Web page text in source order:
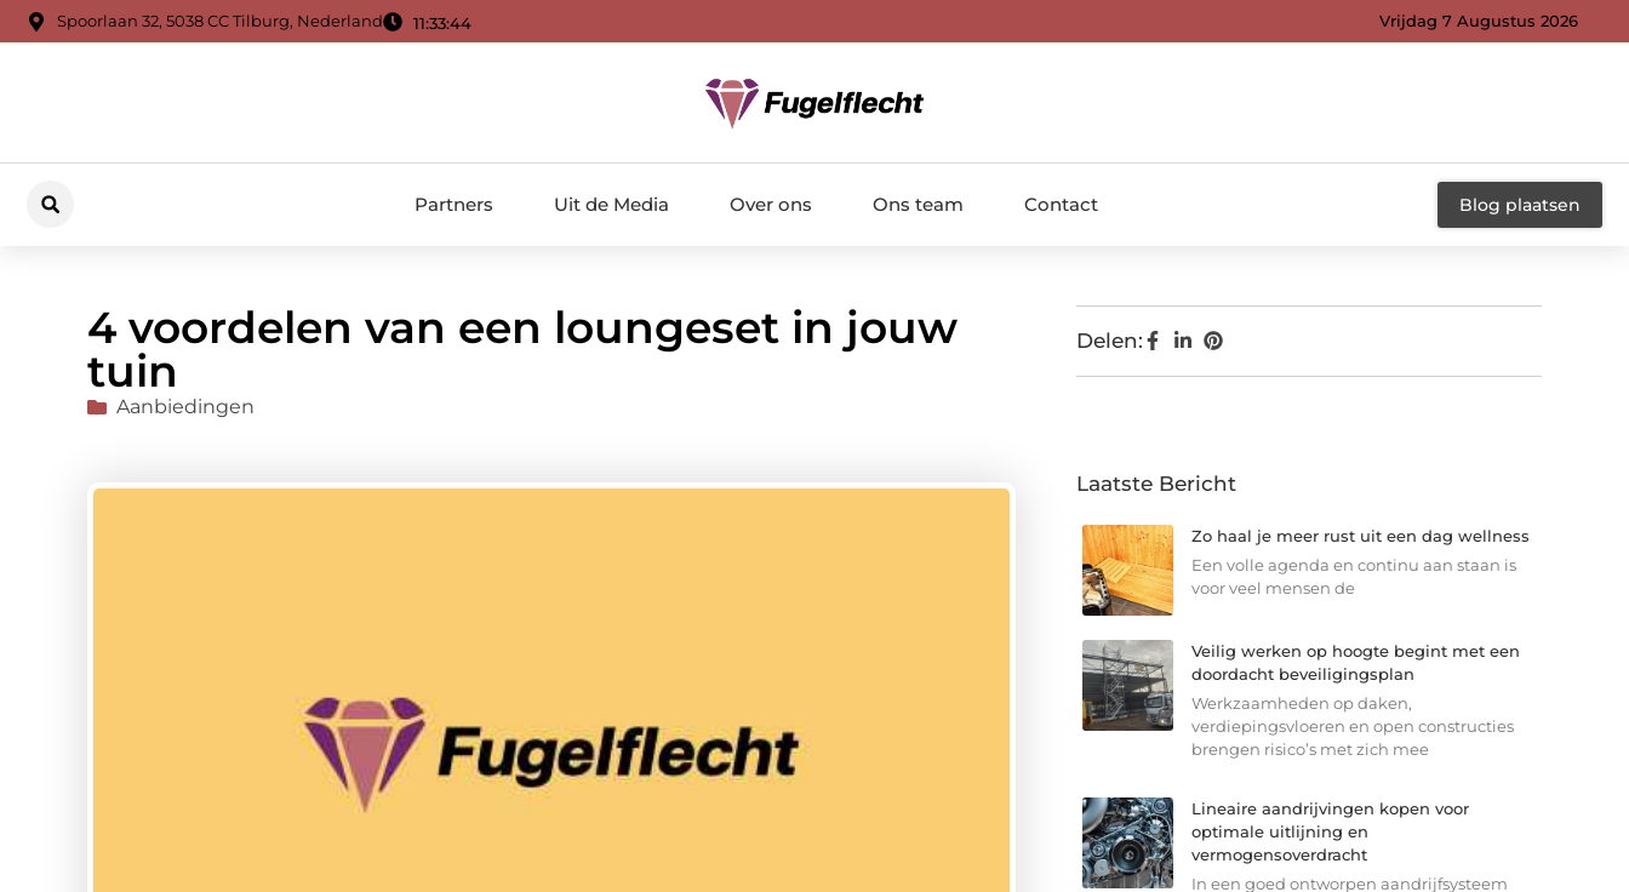
Spoorlaan 32, 5038 CC Tilburg, Nederland 11:33:45 Vrijdag 7 Augustus 2026
Partners Uit de Media Over ons Ons team Contact Blog plaatsen
4 voordelen van een loungeset in jouw
tuin
Aanbiedingen
Delen:
Laatste Bericht
Zo haal je meer rust uit een dag wellness
Een volle agenda en continu aan staan is
voor veel mensen de
Veilig werken op hoogte begint met een
doordacht beveiligingsplan
Werkzaamheden op daken,
verdiepingsvloeren en open constructies
brengen risico’s met zich mee
Lineaire aandrijvingen kopen voor
optimale uitlijning en
vermogensoverdracht
In een goed ontworpen aandrijfsysteem